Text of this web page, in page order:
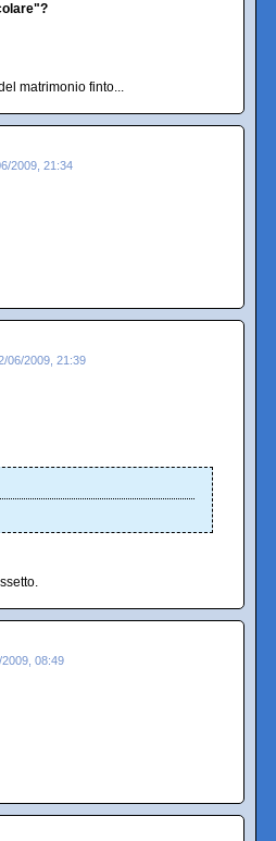
matrimonio finto...
2009, 21:34
06/2009, 21:39
2009, 08:49